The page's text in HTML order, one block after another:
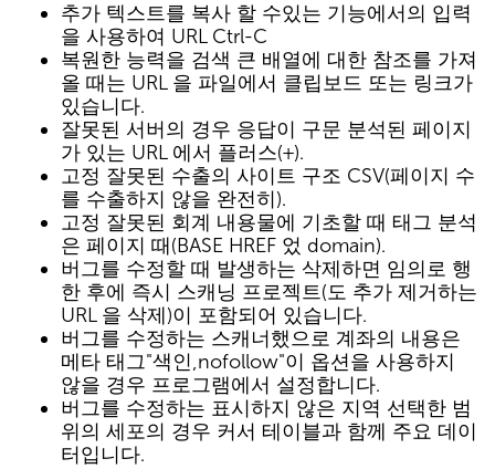
추가 텍스트를 복사 할 수있는 기능에서의 입력
을 사용하여 URL Ctrl-C
복원한 능력을 검색 큰 배열에 대한 참조를 가져
올 때는 URL 을 파일에서 클립보드 또는 링크가
있습니다.
잘못된 서버의 경우 응답이 구문 분석된 페이지
가 있는 URL 에서 플러스(+).
고정 잘못된 수출의 사이트 구조 CSV(페이지 수
를 수출하지 않을 완전히).
고정 잘못된 회계 내용물에 기초할 때 태그 분석
은 페이지 때(BASE HREF 었 domain).
버그를 수정할 때 발생하는 삭제하면 임의로 행
한 후에 즉시 스캐닝 프로젝트(도 추가 제거하는
URL 을 삭제)이 포함되어 있습니다.
버그를 수정하는 스캐너했으로 계좌의 내용은
메타 태그"색인,nofollow"이 옵션을 사용하지
않을 경우 프로그램에서 설정합니다.
버그를 수정하는 표시하지 않은 지역 선택한 범
위의 세포의 경우 커서 테이블과 함께 주요 데이
터입니다.